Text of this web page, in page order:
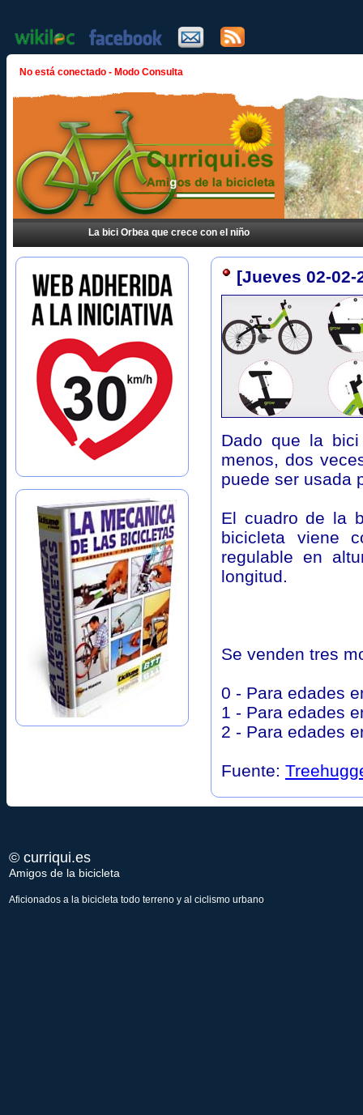
No está conectado - Modo Consulta
La bici Orbea que crece con el niño
[Jueves 02-
Dado que la
menos, dos
puede ser usada
El cuadro de la
bicicleta viene
regulable en
longitud.
Se venden tres
0 - Para edades
1 - Para edades
2 - Para edades
Fuente:
© curriqui.es
Amigos de la bicicleta
Aficionados a la bicicleta todo terreno y al ciclismo urbano